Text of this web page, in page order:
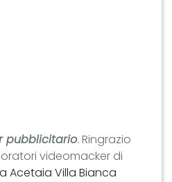
pubblicitario. Ringrazio
videomacker di
Acetaia Villa Bianca